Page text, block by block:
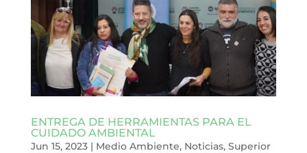
ENTREGA DE HERRAMIENTAS PARA EL
CUIDADO AMBIENTAL
Jun 15, 2023| Medio Ambiente, Noticias, Superior